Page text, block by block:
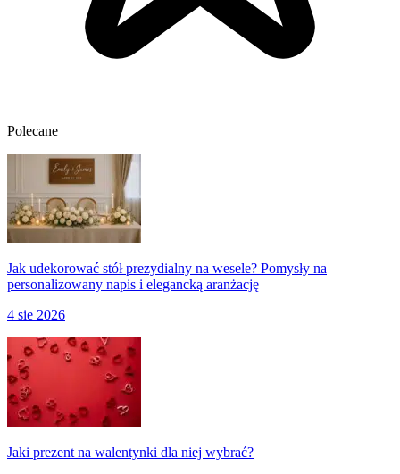
Polecane
Jak udekorować stół prezydialny na wesele? Pomysły na
personalizowany napis i elegancką aranżację
4 sie 2026
Jaki prezent na walentynki dla niej wybrać?